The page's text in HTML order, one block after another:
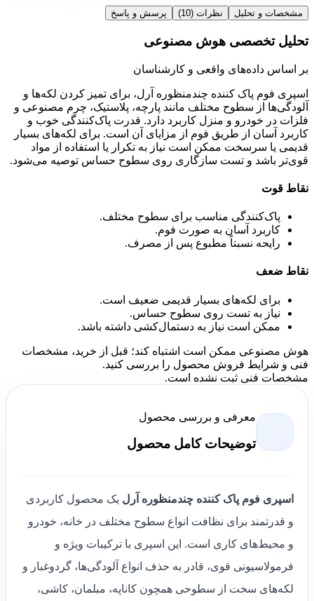
مشخصات و تحلیل
نظرات (10) پرسش و پاسخ
تحلیل تخصصی هوش مصنوعی
بر اساس داده‌های واقعی و کارشناسان
اسپری فوم پاک کننده چندمنظوره آرل، برای تمیز کردن لکه‌ها و
آلودگی‌ها از سطوح مختلف مانند پارچه، پلاستیک، چرم مصنوعی و
فلزات در خودرو و منزل کاربرد دارد. قدرت پاک‌کنندگی خوب و
کاربرد آسان از طریق فوم از مزایای آن است. برای لکه‌های بسیار
قدیمی یا سرسخت ممکن است نیاز به تکرار یا استفاده از مواد
قوی‌تر باشد و تست سازگاری روی سطوح حساس توصیه می‌شود.
نقاط قوت
پاک‌کنندگی مناسب برای سطوح مختلف.
کاربرد آسان به صورت فوم.
رایحه نسبتاً مطبوع پس از مصرف.
نقاط ضعف
برای لکه‌های بسیار قدیمی ضعیف است.
نیاز به تست روی سطوح حساس.
ممکن است نیاز به دستمال‌کشی داشته باشد.
هوش مصنوعی ممکن است اشتباه کند؛ قبل از خرید، مشخصات
فنی و شرایط فروش محصول را بررسی کنید.
مشخصات فنی ثبت نشده است.
معرفی و بررسی محصول
توضیحات کامل محصول
اسپری فوم پاک کننده چندمنظوره آرل یک محصول کاربردی
و قدرتمند برای نظافت انواع سطوح مختلف در خانه، خودرو
و محیط‌های کاری است. این اسپری با ترکیبات ویژه و
فرمولاسیونی قوی، قادر به حذف انواع آلودگی‌ها، گردوغبار و
لکه‌های سخت از سطوحی همچون کاناپه، مبلمان، کاشی،